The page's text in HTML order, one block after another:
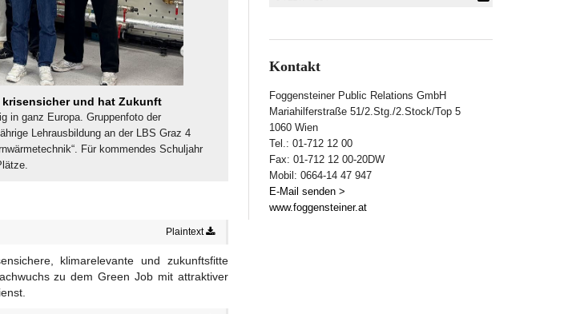
krisensicher und hat Zukunft
in ganz Europa. Gruppenfoto der
Lehrausbildung an der LBS Graz 4
Für kommendes Schuljahr
Plaintext
klimarelevante und zukunftsfitte
zu dem Green Job mit attraktiver
Kontakt
Foggensteiner Public Relations GmbH
Mariahilferstraße 51/2.Stg./2.Stock/Top 5
1060 Wien
Tel.: 01-712 12 00
Fax: 01-712 12 00-20DW
Mobil: 0664-14 47 947
E-Mail senden >
www.foggensteiner.at